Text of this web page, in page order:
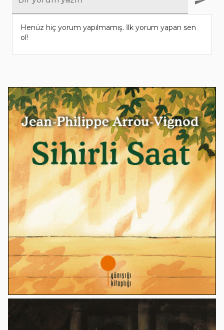
Henüz hiç yorum yapılmamış. İlk yorum yapan sen
ol!